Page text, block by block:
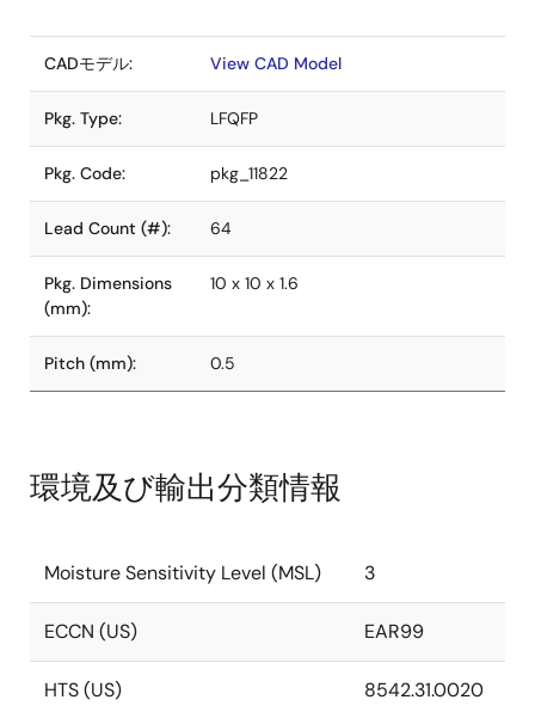
CADモデル: View CAD Model
Pkg. Type: LFQFP
Pkg. Code: pkg_11822
Lead Count (#): 64
Pkg. Dimensions
(mm):
10 x 10 x 1.6
Pitch (mm): 0.5
環境及び輸出分類情報
Moisture Sensitivity Level (MSL) 3
ECCN (US) EAR99
HTS (US) 8542.31.0020